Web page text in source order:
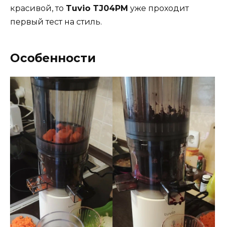
красивой, то Tuvio TJ04PM уже проходит
первый тест на стиль.
Особенности